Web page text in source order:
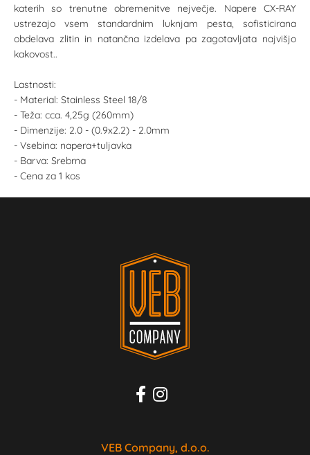
katerih so trenutne obremenitve nejvečje. Napere CX-RAY
ustrezajo vsem standardnim luknjam pesta, sofisticirana
obdelava zlitin in natančna izdelava pa zagotavljata najvišjo
kakovost..
Lastnosti:
- Material: Stainless Steel 18/8
- Teža: cca. 4,25g (260mm)
- Dimenzije: 2.0 - (0.9x2.2) - 2.0mm
- Vsebina: napera+tuljavka
- Barva: Srebrna
- Cena za 1 kos
VEB Company, d.o.o.